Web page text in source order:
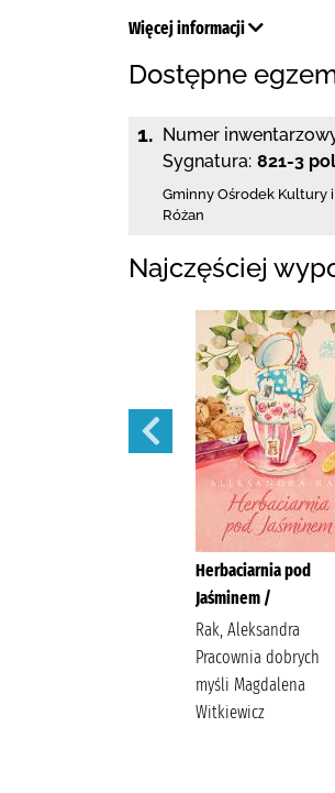
Więcej informacji
Dostępne
1. Numer
Sygnatura: 821-3
Gminny Ośrodek Kultury
Różan
Najczęściej
Herbaciarnia pod
Jaśminem /
Rak, Aleksandra
Pracownia dobrych
myśli Magdalena
Witkiewicz